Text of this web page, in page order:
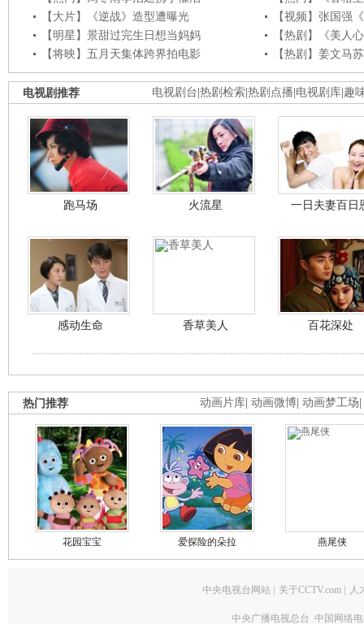
【大片】《逆战》造型遭曝光
【视频】张国强
【明星】景甜过完生日想当妈妈
【热剧】《美人
【将映】五月天集体跨界拍电影
【热剧】姜文马
电视剧台 热剧检索 热剧点播 电视剧库 趣
电视剧推荐
跑马场 火流星 一日夫妻百日
感动生命 香草美人 百花深处
动画片库 动画微博 动画梦工场
热门推荐
花园宝宝 爱探险的朵拉 燕尾侠
中央电视台网站 关于CCTV.com 人
中央广播电视总台 中国网络